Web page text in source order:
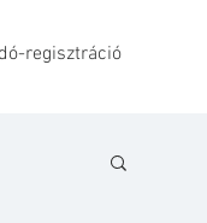
regisztráció